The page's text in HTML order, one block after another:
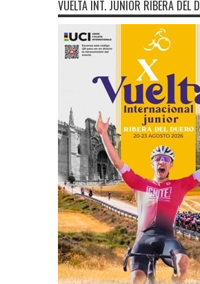
VUELTA INT. JÚNIOR RIBERA DEL